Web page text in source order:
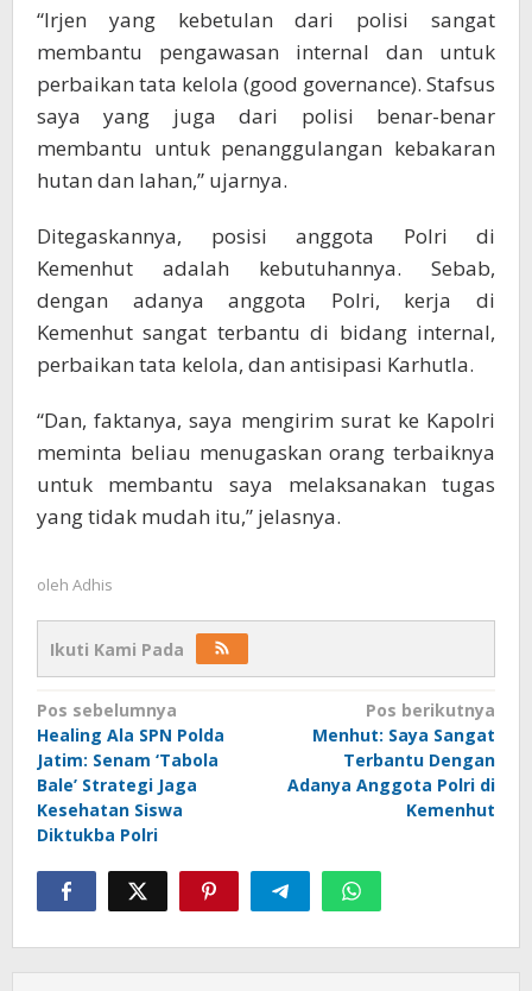
“Irjen yang kebetulan dari polisi sangat
membantu pengawasan internal dan untuk
perbaikan tata kelola (good governance). Stafsus
saya yang juga dari polisi benar-benar
membantu untuk penanggulangan kebakaran
hutan dan lahan,” ujarnya.
Ditegaskannya, posisi anggota Polri di
Kemenhut adalah kebutuhannya. Sebab,
dengan adanya anggota Polri, kerja di
Kemenhut sangat terbantu di bidang internal,
perbaikan tata kelola, dan antisipasi Karhutla.
“Dan, faktanya, saya mengirim surat ke Kapolri
meminta beliau menugaskan orang terbaiknya
untuk membantu saya melaksanakan tugas
yang tidak mudah itu,” jelasnya.
oleh Adhis
Ikuti Kami Pada
Navigasi
pos
Pos sebelumnya
Healing Ala SPN Polda
Jatim: Senam ‘Tabola
Bale’ Strategi Jaga
Kesehatan Siswa
Diktukba Polri
Pos berikutnya
Menhut: Saya Sangat
Terbantu Dengan
Adanya Anggota Polri di
Kemenhut